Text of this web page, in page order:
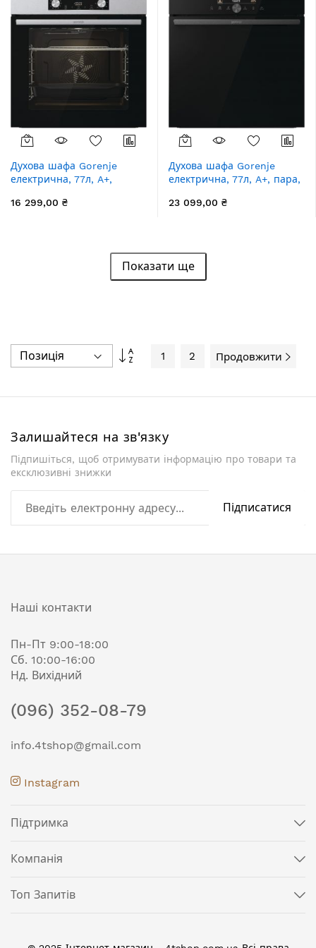
Духова шафа Gorenje
електрична, 77л, A+,
16 299,00 ₴
Духова шафа Gorenje
електрична, 77л, A+, пара,
чорний
23 099,00 ₴
Показати ще
Сортувати
1 2 Продовжити
Залишайтеся на зв'язку
Підпишіться, щоб отримувати інформацію про товари та
ексклюзивні знижки
Підписатися
Наші контакти
Пн-Пт 9:00-18:00
Сб. 10:00-16:00
Нд. Вихідний
(096) 352-08-79
info.4tshop@gmail.com
Instagram
Підтримка
Компанія
Топ Запитів